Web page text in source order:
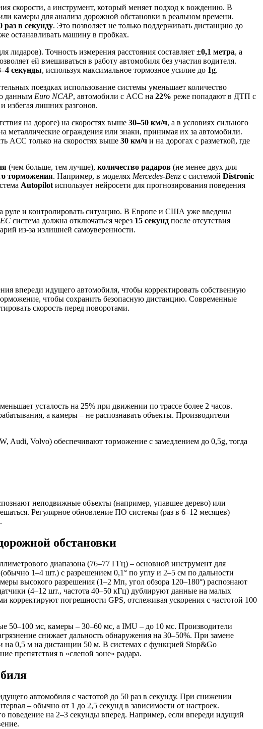
скорости, а инструмент, который меняет подход к вождению. В
камеры для анализа дорожной обстановки в реальном времени.
раз в секунду. Это позволяет не только поддерживать дистанцию до
останавливать машину в пробках.
лидаров). Точность измерения расстояния составляет ±0,1 метра, а
ей вмешиваться в работу автомобиля без участия водителя.
секунды, используя максимальное тормозное усилие до 1g.
поездках использование системы уменьшает количество
данным Euro NCAP, автомобили с ACC на 22% реже попадают в ДТП с
избегая лишних разгонов.
на дороге) на скоростях выше 30–50 км/ч, а в условиях сильного
металлические ограждения или знаки, принимая их за автомобили.
ACC только на скоростях выше 30 км/ч и на дорогах с разметкой, где
(чем больше, тем лучше), количество радаров (не менее двух для
торможения. Например, в моделях Mercedes-Benz с системой Distronic
Autopilot использует нейросети для прогнозирования поведения
руле и контролировать ситуацию. В Европе и США уже введены
ЕС система должна отключаться через 15 секунд после отсутствия
из-за излишней самоуверенности.
впереди идущего автомобиля, чтобы корректировать собственную
чтобы сохранить безопасную дистанцию. Современные
скорость перед поворотами.
усталость на 25% при движении по трассе более 2 часов.
а камеры – не распознавать объекты. Производители
Audi, Volvo) обеспечивают торможение с замедлением до 0,5g, тогда
неподвижные объекты (например, упавшее дерево) или
Регулярное обновление ПО системы (раз в 6–12 месяцев)
обстановки
диапазона (76–77 ГГц) – основной инструмент для
1–4 шт.) с разрешением 0,1° по углу и 2–5 см по дальности
высокого разрешения (1–2 Мп, угол обзора 120–180°) распознают
(4–12 шт., частота 40–50 кГц) дублируют данные на малых
погрешности GPS, отслеживая ускорения с частотой 100
50–100 мс, камеры – 30–60 мс, а IMU – до 10 мс. Производители
снижает дальность обнаружения на 30–50%. При замене
на 0,5 м на дистанции 50 м. В системах с функцией Stop&Go
препятствия в «слепой зоне» радара.
автомобиля с частотой до 50 раз в секунду. При снижении
– обычно от 1 до 2,5 секунд в зависимости от настроек.
поведение на 2–3 секунды вперед. Например, если впереди идущий